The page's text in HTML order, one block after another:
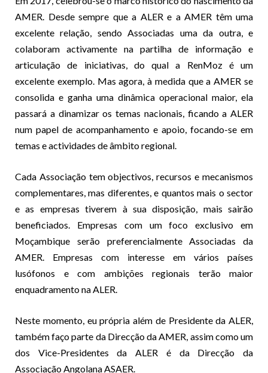
AMER. Desde sempre que a ALER e a AMER têm uma
excelente relação, sendo Associadas uma da outra, e
colaboram activamente na partilha de informação e
articulação de iniciativas, do qual a RenMoz é um
excelente exemplo. Mas agora, à medida que a AMER se
consolida e ganha uma dinâmica operacional maior, ela
passará a dinamizar os temas nacionais, ficando a ALER
num papel de acompanhamento e apoio, focando-se em
temas e actividades de âmbito regional.
Cada Associação tem objectivos, recursos e mecanismos
complementares, mas diferentes, e quantos mais o sector
e as empresas tiverem à sua disposição, mais sairão
beneficiados. Empresas com um foco exclusivo em
Moçambique serão preferencialmente Associadas da
AMER. Empresas com interesse em vários países
lusófonos e com ambições regionais terão maior
enquadramento na ALER.
Neste momento, eu própria além de Presidente da ALER,
também faço parte da Direcção da AMER, assim como um
dos Vice-Presidentes da ALER é da Direcção da
Associação Angolana ASAER.